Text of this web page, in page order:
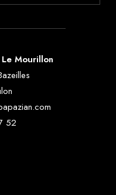
Mourillon
52